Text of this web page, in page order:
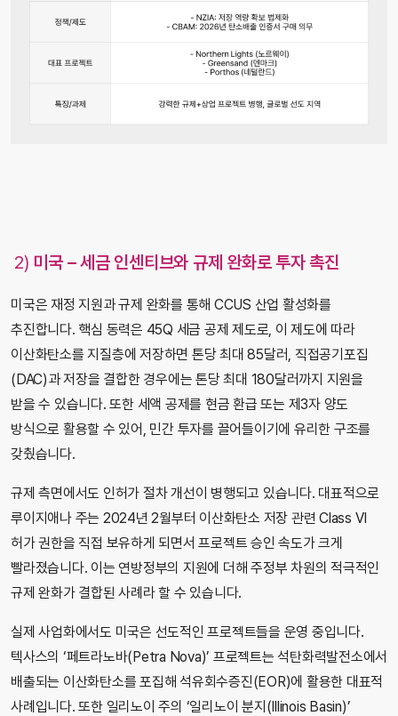
2) 미국 – 세금 인센티브와 규제 완화로 투자 촉진
미국은 재정 지원과 규제 완화를 통해 CCUS 산업 활성화를
추진합니다. 핵심 동력은 45Q 세금 공제 제도로, 이 제도에 따라
이산화탄소를 지질층에 저장하면 톤당 최대 85달러, 직접공기포집
(DAC)과 저장을 결합한 경우에는 톤당 최대 180달러까지 지원을
받을 수 있습니다. 또한 세액 공제를 현금 환급 또는 제3자 양도
방식으로 활용할 수 있어, 민간 투자를 끌어들이기에 유리한 구조를
갖췄습니다.
규제 측면에서도 인허가 절차 개선이 병행되고 있습니다. 대표적으로
루이지애나 주는 2024년 2월부터 이산화탄소 저장 관련 Class VI
허가 권한을 직접 보유하게 되면서 프로젝트 승인 속도가 크게
빨라졌습니다. 이는 연방정부의 지원에 더해 주정부 차원의 적극적인
규제 완화가 결합된 사례라 할 수 있습니다.
실제 사업화에서도 미국은 선도적인 프로젝트들을 운영 중입니다.
텍사스의 ‘페트라노바(Petra Nova)’ 프로젝트는 석탄화력발전소에서
배출되는 이산화탄소를 포집해 석유회수증진(EOR)에 활용한 대표적
사례입니다. 또한 일리노이 주의 ‘일리노이 분지(Illinois Basin)’